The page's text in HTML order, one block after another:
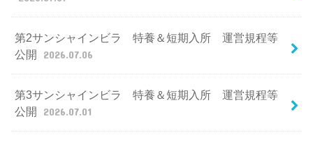
第2サンシャインビラ 特養＆短期入所 運営規程等
公開
2026.07.06
第3サンシャインビラ 特養＆短期入所 運営規程等
公開
2026.07.01